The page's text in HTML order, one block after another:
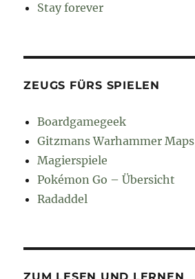
Stay forever
ZEUGS FÜRS SPIELEN
Boardgamegeek
Gitzmans Warhammer Maps
Magierspiele
Pokémon Go – Übersicht
Radaddel